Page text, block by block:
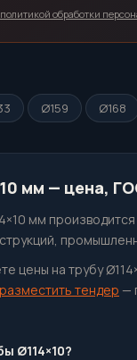
политикой обработки
Ø159 Ø168
мм — цена,
мм
цены на трубу
разместить тендер —
Ø114×10?